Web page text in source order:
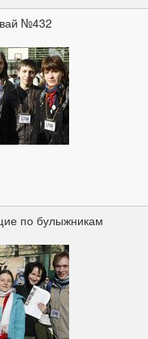
№432
по булыжникам